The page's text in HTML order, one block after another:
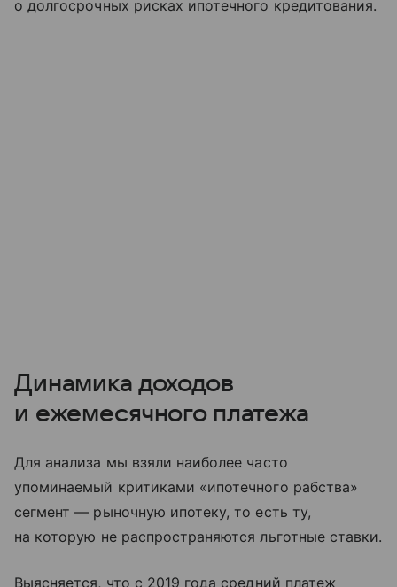
о долгосрочных рисках ипотечного кредитования.
Динамика доходов
и ежемесячного платежа
Для анализа мы взяли наиболее часто
упоминаемый критиками «ипотечного рабства»
сегмент — рыночную ипотеку, то есть ту,
на которую не распространяются льготные ставки.
Выясняется, что с 2019 года средний платеж